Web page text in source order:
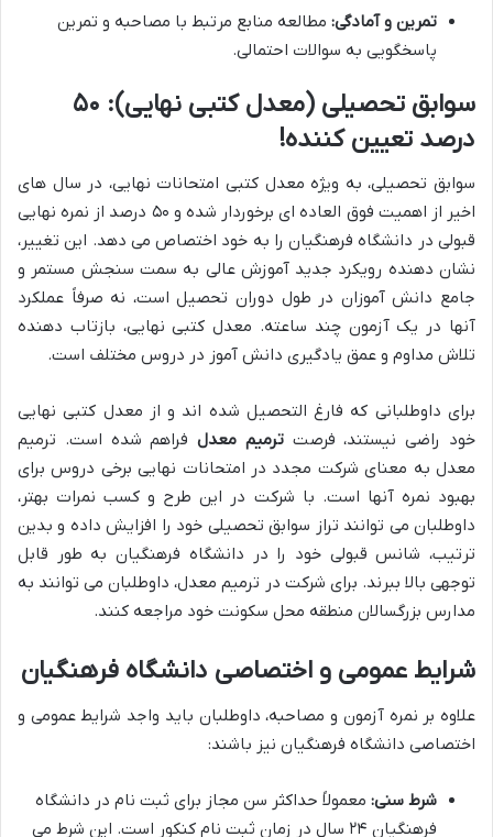
تمرین و آمادگی: مطالعه منابع مرتبط با مصاحبه و تمرین
پاسخگویی به سوالات احتمالی.
سوابق تحصیلی (معدل کتبی نهایی): ۵۰
درصد تعیین کننده!
سوابق تحصیلی، به ویژه معدل کتبی امتحانات نهایی، در سال های
اخیر از اهمیت فوق العاده ای برخوردار شده و ۵۰ درصد از نمره نهایی
قبولی در دانشگاه فرهنگیان را به خود اختصاص می دهد. این تغییر،
نشان دهنده رویکرد جدید آموزش عالی به سمت سنجش مستمر و
جامع دانش آموزان در طول دوران تحصیل است، نه صرفاً عملکرد
آنها در یک آزمون چند ساعته. معدل کتبی نهایی، بازتاب دهنده
تلاش مداوم و عمق یادگیری دانش آموز در دروس مختلف است.
برای داوطلبانی که فارغ التحصیل شده اند و از معدل کتبی نهایی
خود راضی نیستند، فرصتترمیم معدلفراهم شده است. ترمیم
معدل به معنای شرکت مجدد در امتحانات نهایی برخی دروس برای
بهبود نمره آنها است. با شرکت در این طرح و کسب نمرات بهتر،
داوطلبان می توانند تراز سوابق تحصیلی خود را افزایش داده و بدین
ترتیب، شانس قبولی خود را در دانشگاه فرهنگیان به طور قابل
توجهی بالا ببرند. برای شرکت در ترمیم معدل، داوطلبان می توانند به
مدارس بزرگسالان منطقه محل سکونت خود مراجعه کنند.
شرایط عمومی و اختصاصی دانشگاه فرهنگیان
علاوه بر نمره آزمون و مصاحبه، داوطلبان باید واجد شرایط عمومی و
اختصاصی دانشگاه فرهنگیان نیز باشند:
شرط سنی: معمولاً حداکثر سن مجاز برای ثبت نام در دانشگاه
فرهنگیان ۲۴ سال در زمان ثبت نام کنکور است. این شرط می